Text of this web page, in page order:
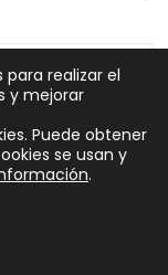
Leer más
realizar el
y mejorar
Puede obtener
se usan y
.